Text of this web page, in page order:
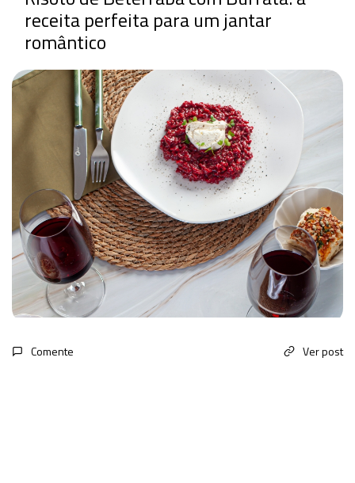
receita perfeita para um jantar
romântico
Comente Ver post